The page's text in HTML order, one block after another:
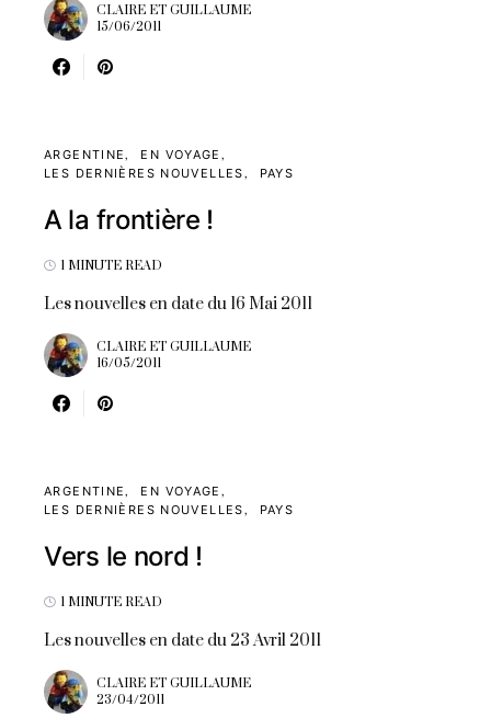
CLAIRE ET GUILLAUME
15/06/2011
ARGENTINE
EN VOYAGE
LES DERNIÈRES NOUVELLES
PAYS
A la frontière !
1 MINUTE READ
Les nouvelles en date du 16 Mai 2011
CLAIRE ET GUILLAUME
16/05/2011
ARGENTINE
EN VOYAGE
LES DERNIÈRES NOUVELLES
PAYS
Vers le nord !
1 MINUTE READ
Les nouvelles en date du 23 Avril 2011
CLAIRE ET GUILLAUME
23/04/2011